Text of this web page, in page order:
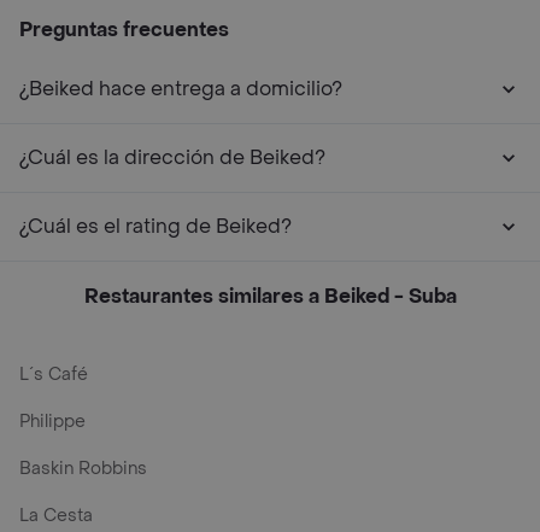
Preguntas frecuentes
¿Beiked hace entrega a domicilio?
¿Cuál es la dirección de Beiked?
¿Cuál es el rating de Beiked?
Restaurantes similares a Beiked - Suba
L´s Café
Philippe
Baskin Robbins
La Cesta